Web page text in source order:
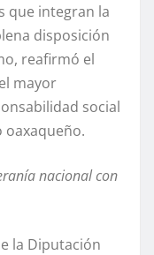
que integran la
disposición
reafirmó el
mayor
social
oaxaqueño.
nacional con
la Diputación